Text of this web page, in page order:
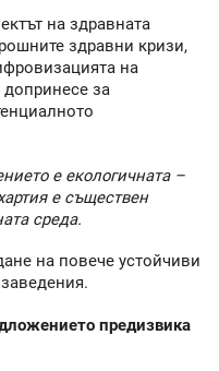
на здравната
здравни кризи,
на
за
е екологичната –
е съществен
среда.
на повече устойчиви
предизвика